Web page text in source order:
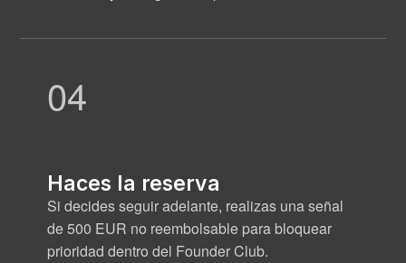
04
Haces la reserva
Si decides seguir adelante, realizas una señal
de 500 EUR no reembolsable para bloquear
prioridad dentro del Founder Club.